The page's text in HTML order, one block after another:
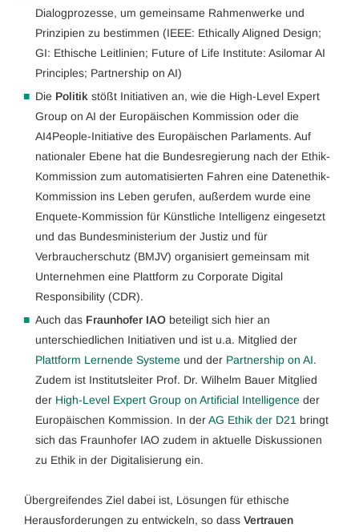
Dialogprozesse, um gemeinsame Rahmenwerke und
Prinzipien zu bestimmen (IEEE: Ethically Aligned Design;
GI: Ethische Leitlinien; Future of Life Institute: Asilomar AI
Principles; Partnership on AI)
Die Politik stößt Initiativen an, wie die High-Level Expert
Group on AI der Europäischen Kommission oder die
AI4People-Initiative des Europäischen Parlaments. Auf
nationaler Ebene hat die Bundesregierung nach der Ethik-
Kommission zum automatisierten Fahren eine Datenethik-
Kommission ins Leben gerufen, außerdem wurde eine
Enquete-Kommission für Künstliche Intelligenz eingesetzt
und das Bundesministerium der Justiz und für
Verbraucherschutz (BMJV) organisiert gemeinsam mit
Unternehmen eine Plattform zu Corporate Digital
Responsibility (CDR).
Auch das Fraunhofer IAObeteiligt sich hier an
unterschiedlichen Initiativen und ist u.a. Mitglied der
Plattform Lernende Systeme und der Partnership on AI.
Zudem ist Institutsleiter Prof. Dr. Wilhelm Bauer Mitglied
der High-Level Expert Group on Artificial Intelligence der
Europäischen Kommission. In derAG Ethik der D21 bringt
sich das Fraunhofer IAO zudem in aktuelle Diskussionen
zu Ethik in der Digitalisierung ein.
Übergreifendes Ziel dabei ist, Lösungen für ethische
Herausforderungen zu entwickeln, so dass Vertrauen